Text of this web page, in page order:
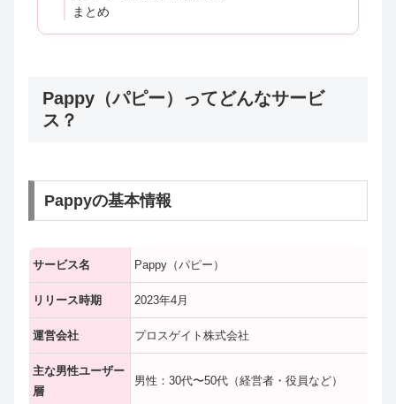
まとめ
Pappy（パピー）ってどんなサービ
ス？
Pappyの基本情報
サービス名 Pappy（パピー）
リリース時期 2023年4月
運営会社 プロスゲイト株式会社
主な男性ユーザー
層
男性：30代〜50代（経営者・役員など）